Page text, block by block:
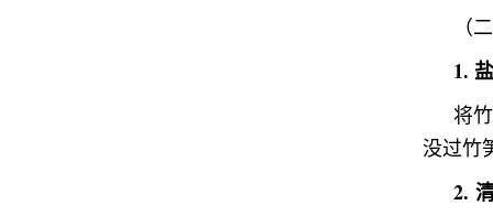
（
1.
将
没过竹
2.